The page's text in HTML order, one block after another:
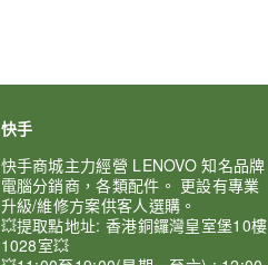
快手
快手商城主力經營 LENOVO 知名品牌
電腦分銷商，各類配件。 更設有專業
升級/維修方案供客人選購。
💥提取點地址: 香港銅鑼灣皇室堡10樓
1028室💥